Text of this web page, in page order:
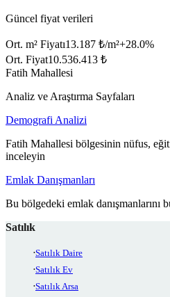
Güncel fiyat verileri
Ort. m² Fiyatı13.187 ₺/m²+28.0%
Ort. Fiyat10.536.413 ₺
Fatih Mahallesi
Analiz ve Araştırma Sayfaları
Demografi Analizi
Fatih Mahallesi bölgesinin nüfus,
inceleyin
Emlak Danışmanları
Bu bölgedeki emlak danışmanlarını
Satılık
Satılık Daire
Satılık Ev
Satılık Arsa